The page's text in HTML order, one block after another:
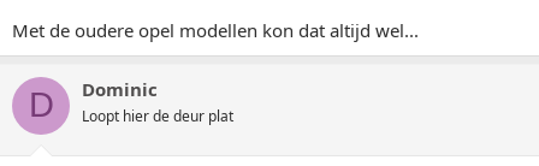
Met de oudere opel modellen kon dat altijd wel...
D Dominic
Loopt hier de deur plat